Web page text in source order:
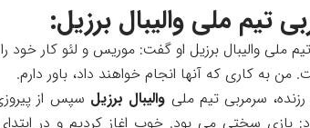
تیم ملی والیبال برزیل:
ملی والیبال برزیل او گفت: موریس و لئو کار خود
من به کاری که آنها انجام خواهند داد، باور دارم.
رزنده، سرمربی تیم ملی والیبال برزیل سپس از
بازی سختی می بود. خوب اغاز کردیم و در